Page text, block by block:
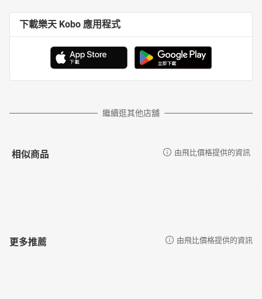
下載樂天 Kobo 應用程式
繼續逛其他店舖
相似商品 由飛比價格提供的資訊
更多推薦 由飛比價格提供的資訊